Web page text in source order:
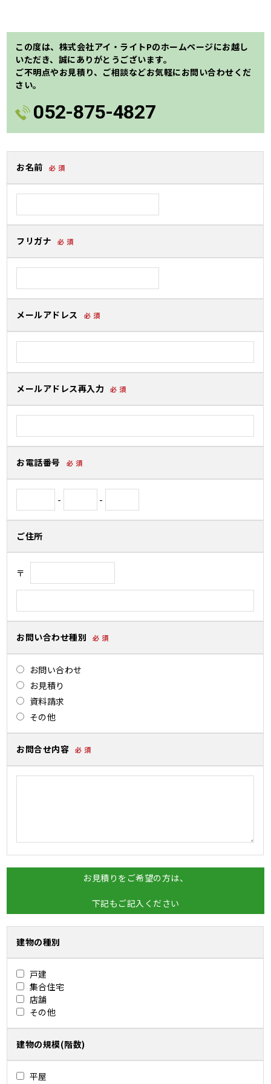
main
content
この度は、株式会社アイ・ライトPのホームページにお越し
いただき、誠にありがとうございます。
ご不明点やお見積り、ご相談などお気軽にお問い合わせくだ
さい。
052-875-4827
お名前 必 須
フリガナ 必 須
メールアドレス 必 須
メールアドレス再入力 必 須
お電話番号 必 須
- -
ご住所
〒
お問い合わせ種別 必 須
お問い合わせ
お見積り
資料請求
その他
お問合せ内容 必 須
お見積りをご希望の方は、
下記もご記入ください
建物の種別
戸建
集合住宅
店舗
その他
建物の規模(階数)
平屋